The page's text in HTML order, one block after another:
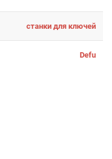
станки для ключей
Defu